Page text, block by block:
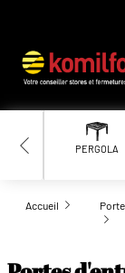
PERGOLA
Accueil